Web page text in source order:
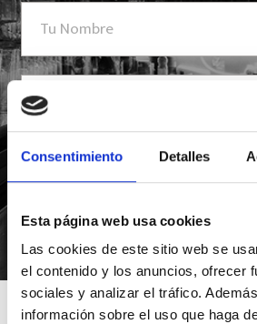
Consentimiento Detalles
Esta página web usa cookies
Las cookies de este sitio web se
el contenido y los anuncios, ofrecer
sociales y analizar el tráfico.
información sobre el uso que haga
*Suscribiéndote aceptas nuestra política de